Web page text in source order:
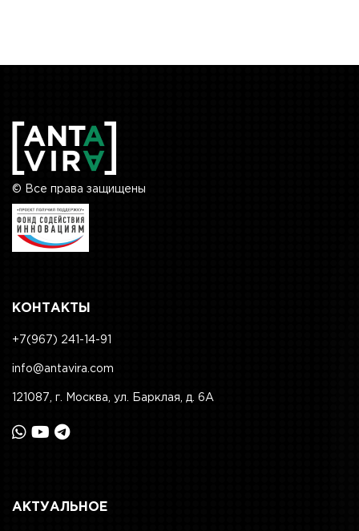
© Все права защищены
КОНТАКТЫ
+7(967) 241-14-91
info@antavira.com
121087, г. Москва, ул. Барклая, д. 6А
АКТУАЛЬНОЕ